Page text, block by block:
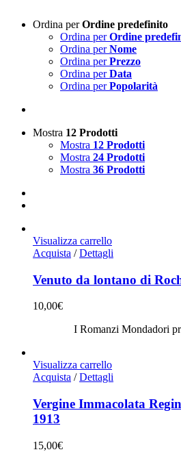
Ordina perOrdine predefinito
Ordina perOrdine
Ordina perNome
Ordina perPrezzo
Ordina perData
Ordina perPopolarità
Mostra 12 Prodotti
Mostra 12 Prodotti
Mostra 24 Prodotti
Mostra 36 Prodotti
Visualizza carrello
Acquista / Dettagli
Venuto da lontano di
10,00€
I Romanzi Mondadori
Visualizza carrello
Acquista / Dettagli
Vergine Immacolata
1913
15,00€